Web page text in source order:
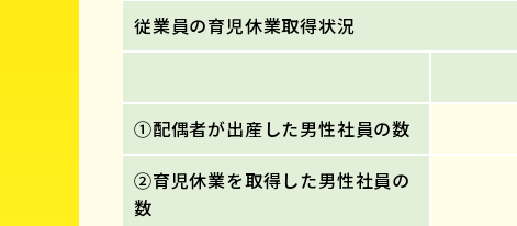
従業員の育児休業取得状況
①配偶者が出産した男性社員の数
②育児休業を取得した男性社員の
数